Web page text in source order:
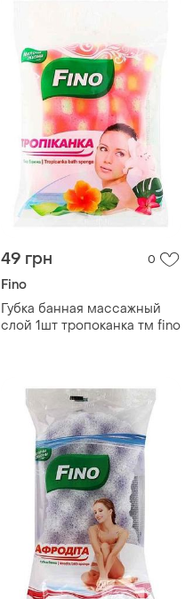
49 грн 0
Fino
Губка банная массажный
слой 1шт тропоканка тм fino